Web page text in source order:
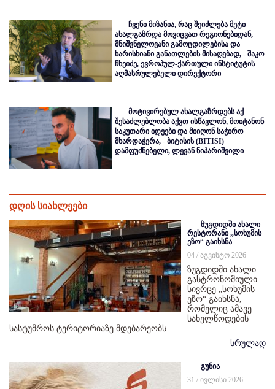
ჩვენი მიზანია, რაც შეიძლება მეტი
ახალგაზრდა მოვიცვათ რეგიონებიდან,
მნიშვნელოვანი გამოცდილებისა და
ხარისხიანი განათლების მისაღებად, - შაკო
ჩხეიძე, ევროპულ-ქართული ინსტიტუტის
აღმასრულებელი დირექტორი
მოტივირებულ ახალგაზრდებს აქ
შესაძლებლობა აქვთ ისწავლონ, მოიტანონ
საკუთარი იდეები და მიიღონ საჭირო
მხარდაჭერა, - ბიტისის (BITISI)
დამფუძნებელი, ლევან ნიპარიშვილი
დღის სიახლეები
ზუგდიდში ახალი
რესტორანი „სოხუმის
ეზო“ გაიხსნა
04 / აგვისტო 2026
ზუგდიდში ახალი
გასტრონომიული
სივრცე „სოხუმის
ეზო“ გაიხსნა,
რომელიც ამავე
სახელწოდების
სასტუმროს ტერიტორიაზე მდებარეობს.
სრულად
გუნია
31 / ივლისი 2026